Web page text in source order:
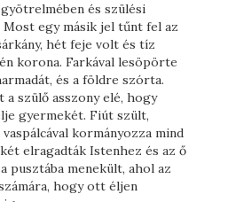
és szülési
egy másik jel tűnt fel az
hét feje volt és tíz
korona. Farkával lesöpörte
és a földre szórta.
a szülő asszony elé, hogy
gyermekét. Fiút szült,
kormányozza mind
elragadták Istenhez és az ő
pusztába menekült, ahol az
hogy ott éljen